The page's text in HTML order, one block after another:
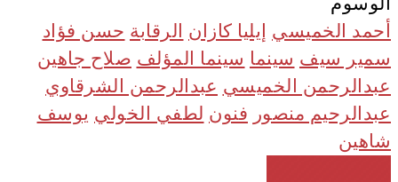
أحمد الخميسي
إيليا كازان الرقابة حسن فؤاد
سمير سيف سينما سينما المؤلف صلاح جاهين
عبدالرحمن الخميسي عبدالرحمن الشرقاوي
عبدالرحيم منصور فنون لطفي الخولي يوسف
شاهين